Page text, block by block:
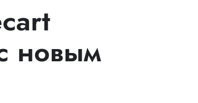
новым